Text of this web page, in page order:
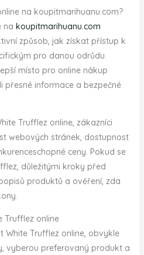
na koupitmarihuanu.com?
na koupitmarihuanu.com
způsob, jak získat přístup k
pro danou odrůdu.
místo pro online nákup
přesné informace a bezpečné
Trufflez online, zákazníci
webových stránek, dostupnost
ceny. Pokud se
důležitými kroky před
produktů a ověření, zda
Trufflez online
White Trufflez online, obvykle
vyberou preferovaný produkt a